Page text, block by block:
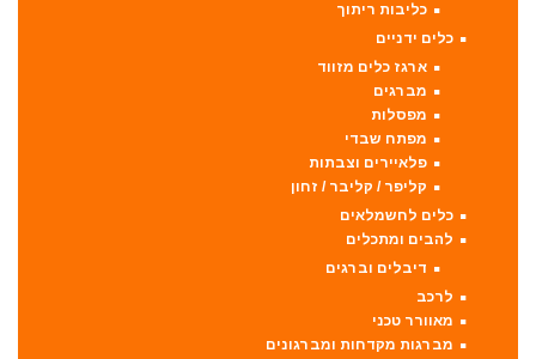
כליבות ריתוך
כלים ידניים
ארגז כלים מזווד
מברגים
מפסלות
מפתח שבדי
פלאיירים וצבתות
קליפר / קליבר / זחון
כלים לחשמלאים
להבים ומתכלים
דיבלים וברגים
לרכב
מאוורר טכני
מברגות מקדחות ומברגונים